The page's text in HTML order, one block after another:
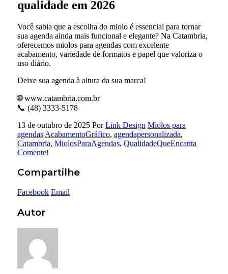
qualidade em 2026
Você sabia que a escolha do miolo é essencial para tornar
sua agenda ainda mais funcional e elegante? Na Catambria,
oferecemos miolos para agendas com excelente
acabamento, variedade de formatos e papel que valoriza o
uso diário.
Deixe sua agenda à altura da sua marca!
🌐 www.catambria.com.br
📞 (48) 3333-5178
13 de outubro de 2025 Por Link Design Miolos para
agendas AcabamentoGráfico, agendapersonalizada,
Catambria, MiolosParaAgendas, QualidadeQueEncanta
Comente!
Compartilhe
Facebook Email
Autor